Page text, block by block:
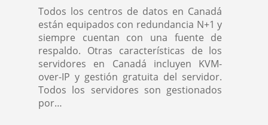
Todos los centros de datos en Canadá
están equipados con redundancia N+1 y
siempre cuentan con una fuente de
respaldo. Otras características de los
servidores en Canadá incluyen KVM-
over-IP y gestión gratuita del servidor.
Todos los servidores son gestionados
por…